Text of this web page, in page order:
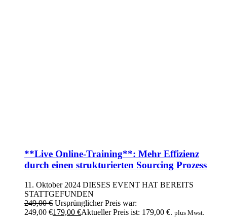
**Live Online-Training**: Mehr Effizienz
durch einen strukturierten Sourcing Prozess
11. Oktober 2024 DIESES EVENT HAT BEREITS
STATTGEFUNDEN
249,00€ Ursprünglicher Preis war:
249,00 €179,00 €Aktueller Preis ist: 179,00 €. plus Mwst.